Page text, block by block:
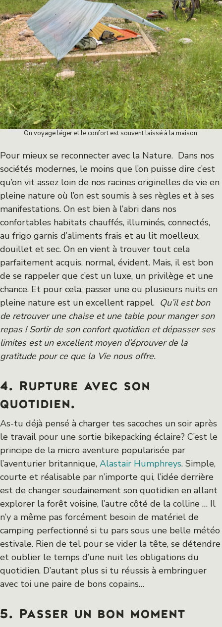
On voyage léger et le confort est souvent laissé à la maison.
Pour mieux se reconnecter avec la Nature. Dans nos
sociétés modernes, le moins que l’on puisse dire c’est
qu’on vit assez loin de nos racines originelles de vie en
pleine nature où l’on est soumis à ses règles et à ses
manifestations. On est bien à l’abri dans nos
confortables habitats chauffés, illuminés, connectés,
au frigo garnis d’aliments frais et au lit moelleux,
douillet et sec. On en vient à trouver tout cela
parfaitement acquis, normal, évident. Mais, il est bon
de se rappeler que c’est un luxe, un privilège et une
chance. Et pour cela, passer une ou plusieurs nuits en
pleine nature est un excellent rappel. Qu’il est bon
de retrouver une chaise et une table pour manger son
repas ! Sortir de son confort quotidien et dépasser ses
limites est un excellent moyen d’éprouver de la
gratitude pour ce que la Vie nous offre.
4. Rupture avec son
quotidien.
As-tu déjà pensé à charger tes sacoches un soir après
le travail pour une sortie bikepacking éclaire? C’est le
principe de la micro aventure popularisée par
l’aventurier britannique, Alastair Humphreys. Simple,
courte et réalisable par n’importe qui, l’idée derrière
est de changer soudainement son quotidien en allant
explorer la forêt voisine, l’autre côté de la colline … Il
n’y a même pas forcément besoin de matériel de
camping perfectionné si tu pars sous une belle météo
estivale. Rien de tel pour se vider la tête, se détendre
et oublier le temps d’une nuit les obligations du
quotidien. D’autant plus si tu réussis à embringuer
avec toi une paire de bons copains…
5. Passer un bon moment